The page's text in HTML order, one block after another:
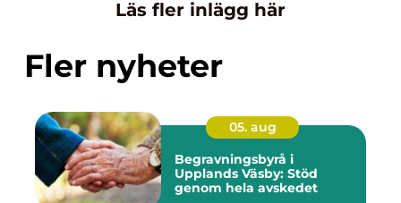
Läs fler inlägg här
Fler nyheter
05. aug
Begravningsbyrå i
Upplands Väsby: Stöd
genom hela avskedet